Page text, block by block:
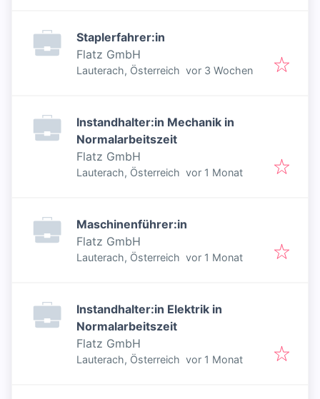
Staplerfahrer:in
Flatz GmbH
Lauterach, Österreich Veröffentlicht:
vor 3 Wochen
Instandhalter:in Mechanik in
Normalarbeitszeit
Flatz GmbH
Lauterach, Österreich Veröffentlicht
vor 1 Monat
Maschinenführer:in
Flatz GmbH
Lauterach, Österreich Veröffentlicht
vor 1 Monat
Instandhalter:in Elektrik in
Normalarbeitszeit
Flatz GmbH
Lauterach, Österreich Veröffentlicht
vor 1 Monat